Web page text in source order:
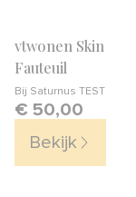
vtwonen Skin
Fauteuil
Bij Saturnus TEST
€ 50,00
Bekijk